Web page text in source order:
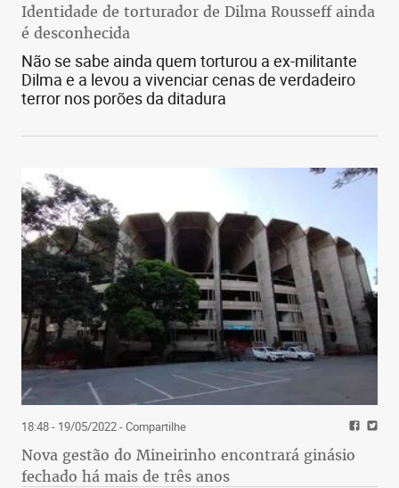
Identidade de torturador de Dilma Rousseff ainda
é desconhecida
Não se sabe ainda quem torturou a ex-militante
Dilma e a levou a vivenciar cenas de verdadeiro
terror nos porões da ditadura
18:48 - 19/05/2022- Compartilhe
Nova gestão do Mineirinho encontrará ginásio
fechado há mais de três anos